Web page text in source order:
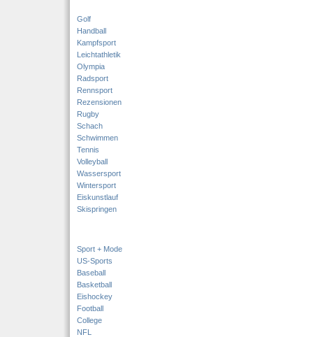
Golf
Handball
Kampfsport
Leichtathletik
Olympia
Radsport
Rennsport
Rezensionen
Rugby
Schach
Schwimmen
Tennis
Volleyball
Wassersport
Wintersport
Eiskunstlauf
Skispringen
Sport + Mode
US-Sports
Baseball
Basketball
Eishockey
Football
College
NFL